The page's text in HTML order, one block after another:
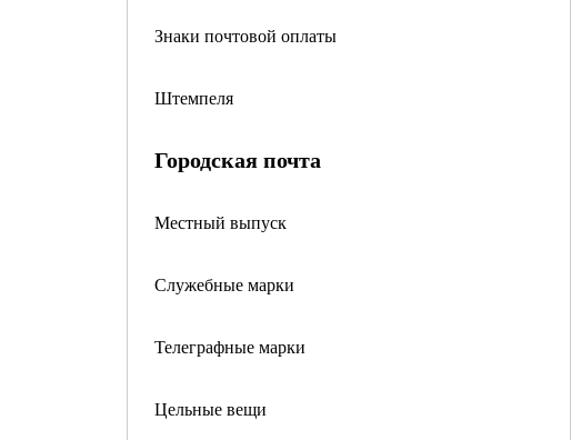
Знаки почтовой оплаты
Штемпеля
Городская почта
Местный выпуск
Служебные марки
Телеграфные марки
Цельные вещи